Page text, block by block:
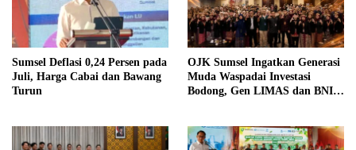
Sumsel Deflasi 0,24 Persen pada
Juli, Harga Cabai dan Bawang
Turun
OJK Sumsel Ingatkan Generasi
Muda Waspadai Investasi
Bodong, Gen LIMAS dan BNI